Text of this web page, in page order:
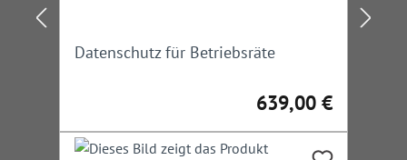
Datenschutz für Betriebsräte
Regulärer Preis:
639,00 €